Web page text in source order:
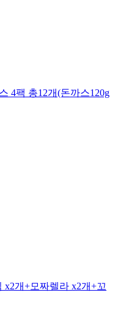
4팩 총12개(돈까스120g
x2개+모짜렐라 x2개+꼬